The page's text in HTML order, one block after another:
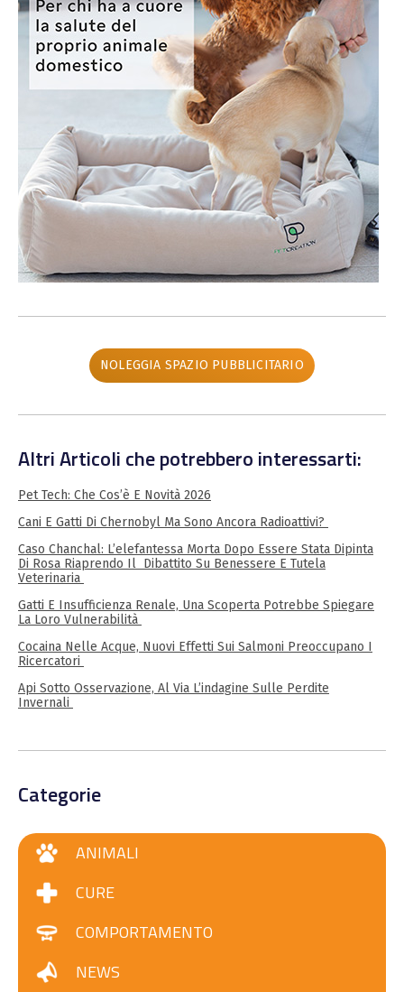
NOLEGGIA SPAZIO PUBBLICITARIO
Altri Articoli che potrebbero interessarti:
Pet Tech: Che Cos’è E Novità 2026
Cani E Gatti Di Chernobyl Ma Sono Ancora Radioattivi?
Caso Chanchal: L’elefantessa Morta Dopo Essere Stata Dipinta
Di Rosa Riaprendo Il Dibattito Su Benessere E Tutela
Veterinaria
Gatti E Insufficienza Renale, Una Scoperta Potrebbe Spiegare
La Loro Vulnerabilità
Cocaina Nelle Acque, Nuovi Effetti Sui Salmoni Preoccupano I
Ricercatori
Api Sotto Osservazione, Al Via L’indagine Sulle Perdite
Invernali
Categorie
ANIMALI
CURE
COMPORTAMENTO
NEWS